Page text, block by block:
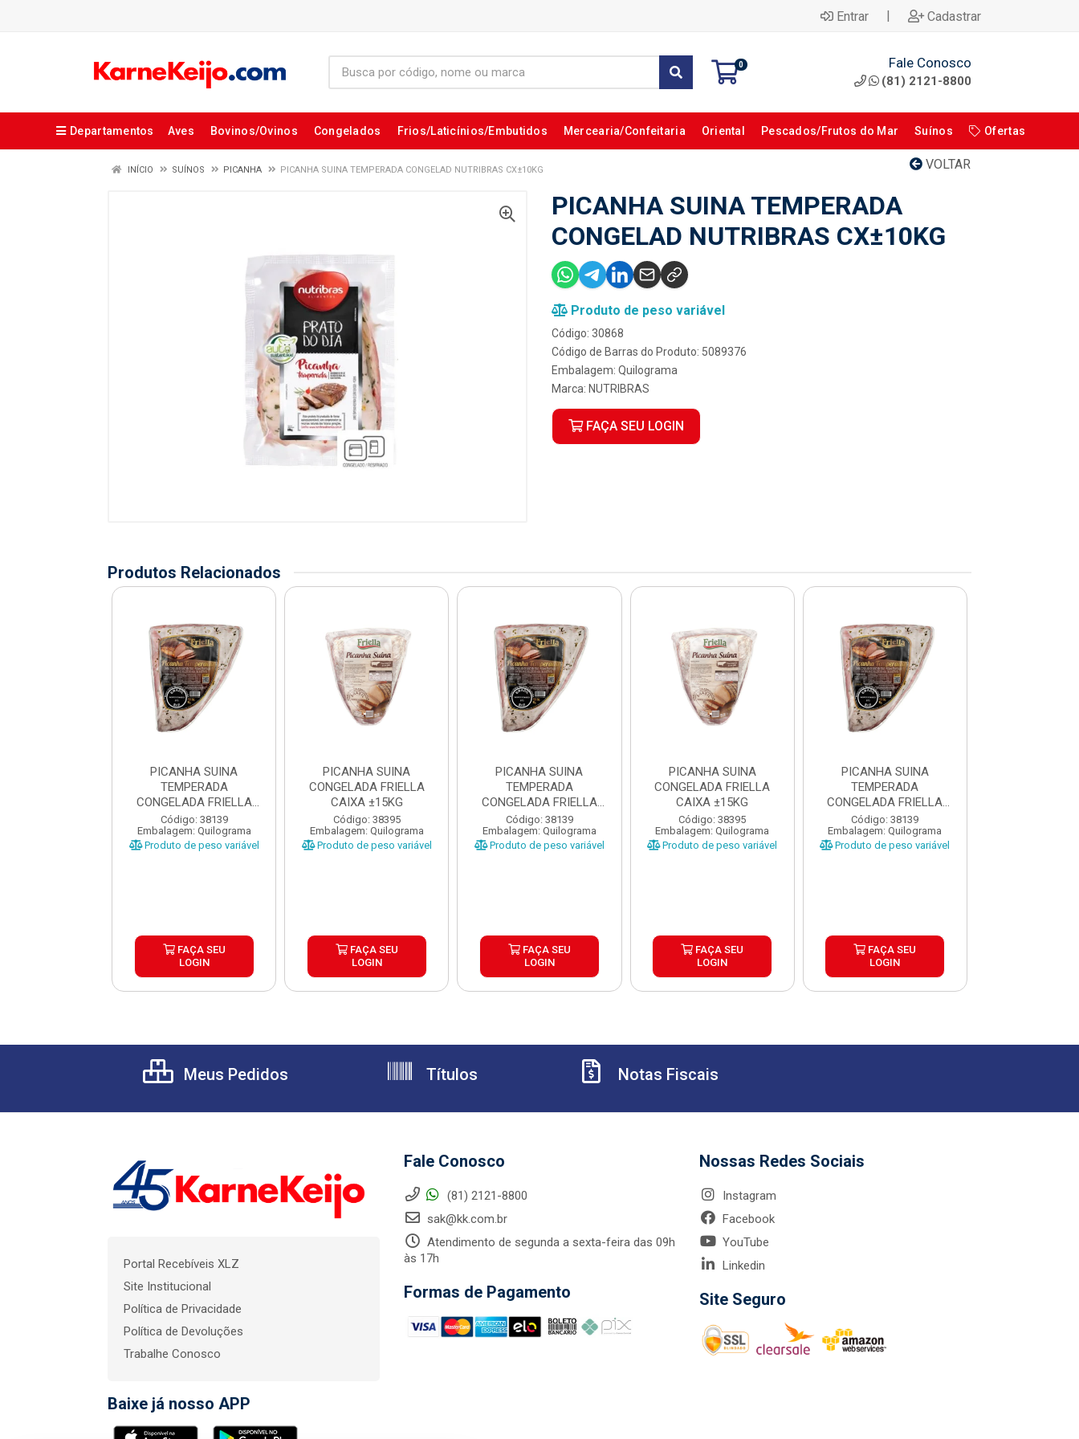
Entrar | Cadastrar
0 Fale Conosco
(81) 2121-8800
Departamentos Aves Bovinos/Ovinos Congelados Frios/Laticínios/Embutidos Mercearia/Confeitaria Oriental Pescados/Frutos do Mar Suínos Ofertas
VOLTAR
INÍCIO SUÍNOS PICANHA PICANHA SUINA TEMPERADA CONGELAD NUTRIBRAS CX±10KG
PICANHA SUINA TEMPERADA
CONGELAD NUTRIBRAS CX±10KG
Produto de peso variável
Código: 30868
Código de Barras do Produto: 5089376
Embalagem: Quilograma
Marca: NUTRIBRAS
FAÇA SEU LOGIN
Produtos Relacionados
PICANHA SUINA
TEMPERADA
CONGELADA FRIELLA
CAIXA ±20KG
Código: 38139
Embalagem: Quilograma
Produto de peso variável
FAÇA SEU
LOGIN
PICANHA SUINA
CONGELADA FRIELLA
CAIXA ±15KG
Código: 38395
Embalagem: Quilograma
Produto de peso variável
FAÇA SEU
LOGIN
PICANHA SUINA
TEMPERADA
CONGELADA FRIELLA
CAIXA ±20KG
Código: 38139
Embalagem: Quilograma
Produto de peso variável
FAÇA SEU
LOGIN
PICANHA SUINA
CONGELADA FRIELLA
CAIXA ±15KG
Código: 38395
Embalagem: Quilograma
Produto de peso variável
FAÇA SEU
LOGIN
PICANHA SUINA
TEMPERADA
CONGELADA FRIELLA
CAIXA ±20KG
Código: 38139
Embalagem: Quilograma
Produto de peso variável
FAÇA SEU
LOGIN
Meus Pedidos Títulos Notas Fiscais
Portal Recebíveis XLZ
Site Institucional
Política de Privacidade
Política de Devoluções
Trabalhe Conosco
Baixe já nosso APP
Fale Conosco
(81) 2121-8800
sak@kk.com.br
Atendimento de segunda a sexta-feira das 09h
às 17h
Formas de Pagamento
Nossas Redes Sociais
Instagram
Facebook
YouTube
Linkedin
Site Seguro